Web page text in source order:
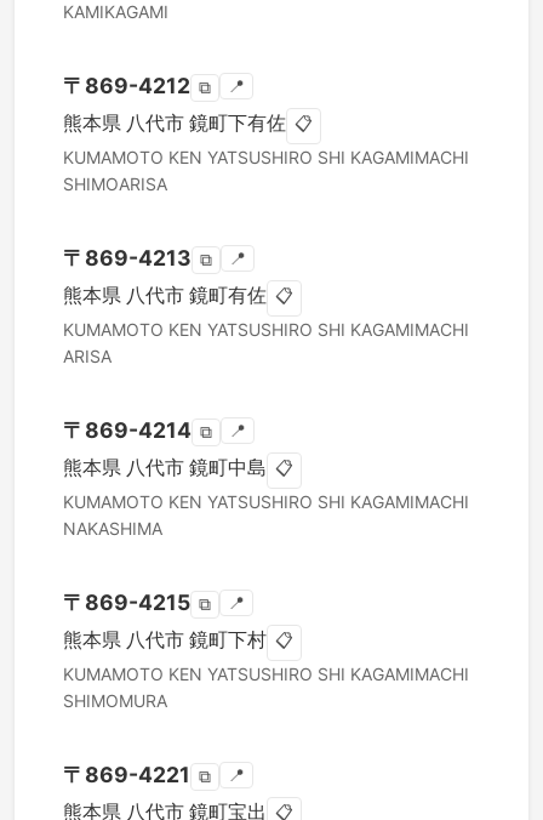
KAMIKAGAMI
〒 869-4212 ⧉ 📍
熊本県 八代市 鏡町下有佐 📋
KUMAMOTO KEN YATSUSHIRO SHI KAGAMIMACHI
SHIMOARISA
〒 869-4213 ⧉ 📍
熊本県 八代市 鏡町有佐 📋
KUMAMOTO KEN YATSUSHIRO SHI KAGAMIMACHI
ARISA
〒 869-4214 ⧉ 📍
熊本県 八代市 鏡町中島 📋
KUMAMOTO KEN YATSUSHIRO SHI KAGAMIMACHI
NAKASHIMA
〒 869-4215 ⧉ 📍
熊本県 八代市 鏡町下村 📋
KUMAMOTO KEN YATSUSHIRO SHI KAGAMIMACHI
SHIMOMURA
〒 869-4221 ⧉ 📍
熊本県 八代市 鏡町宝出 📋